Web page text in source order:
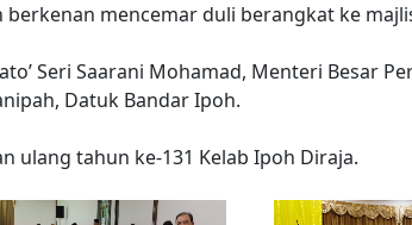
berkenan mencemar duli berangkat ke
Seri Saarani Mohamad, Menteri Besar
Datuk Bandar Ipoh.
ulang tahun ke-131 Kelab Ipoh Diraja.